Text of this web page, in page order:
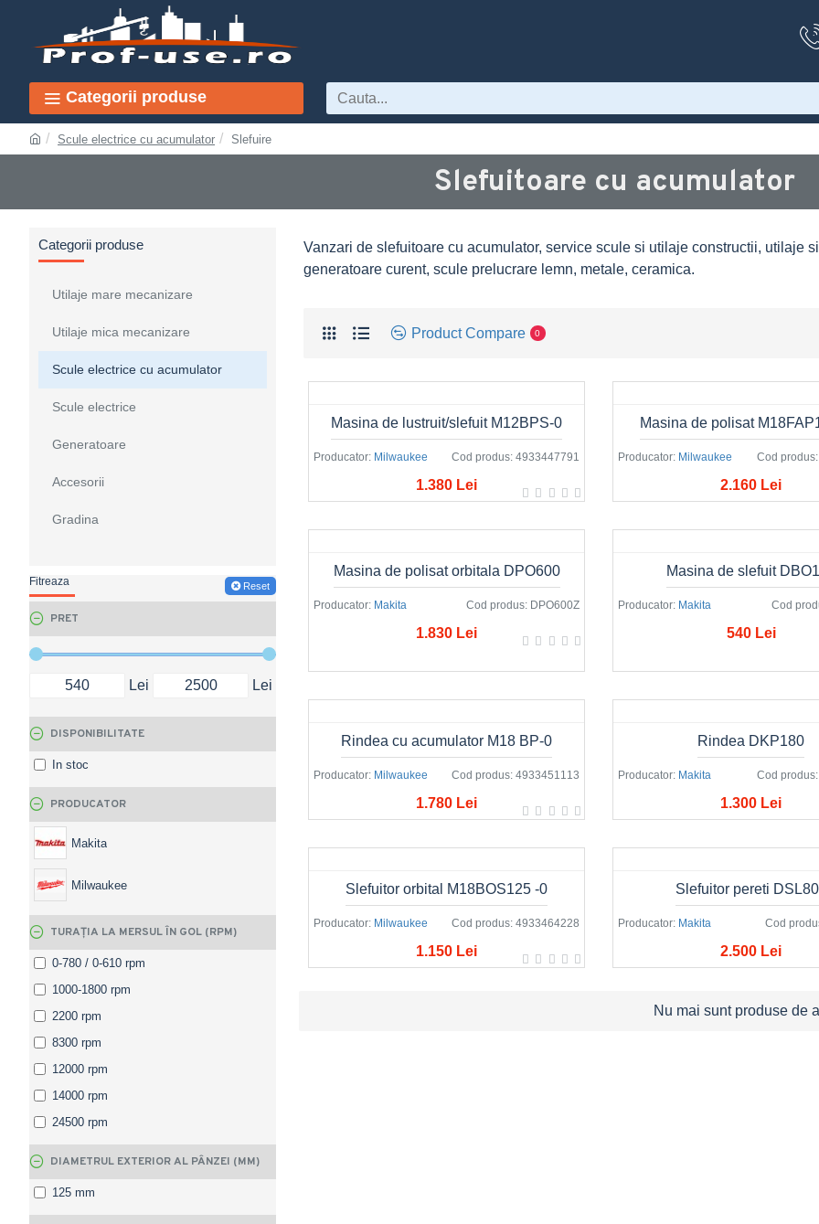
Categorii produse
Scule electrice cu acumulator Slefuire
Slefuitoare cu acumulator
Categorii produse
Utilaje mare mecanizare
Utilaje mica mecanizare
Scule electrice cu acumulator
Scule electrice
Generatoare
Accesorii
Gradina
Fitreaza Reset
PRET
Lei Lei
PRODUCATOR
Makita
Milwaukee
TURAȚIA LA MERSUL ÎN GOL (RPM)
0-780 / 0-610 rpm
1000-1800 rpm
2200 rpm
8300 rpm
12000 rpm
14000 rpm
24500 rpm
DIAMETRUL EXTERIOR AL PÂNZEI (MM)
125 mm
DISPONIBILITATE
In stoc
Vanzari de slefuitoare cu acumulator, service scule si utilaje constructii, utilaje
generatoare curent, scule prelucrare lemn, metale, ceramica.
Product Compare 0
Producator: Milwaukee Cod produs: 4933447791
Masina de lustruit/slefuit M12BPS-0
1.380 Lei
Producator: Milwaukee Cod produs:
Masina de polisat
2.160 Lei
Producator: Makita Cod produs: DPO600Z
Masina de polisat orbitala DPO600
1.830 Lei
Producator: Makita Cod
Masina de slefuit
540 Lei
Producator: Milwaukee Cod produs: 4933451113
Rindea cu acumulator M18 BP-0
1.780 Lei
Producator: Makita Cod produs:
Rindea DKP180
1.300 Lei
Producator: Milwaukee Cod produs: 4933464228
Slefuitor orbital M18BOS125 -0
1.150 Lei
Producator: Makita Cod
Slefuitor pereti
2.500 Lei
Nu mai sunt produse de